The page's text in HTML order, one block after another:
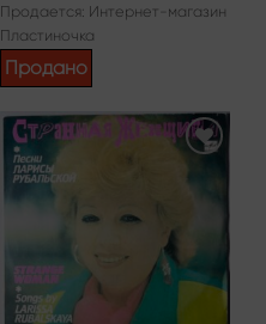
Продается: Интернет-магазин
Пластиночка
Продано
wishlist